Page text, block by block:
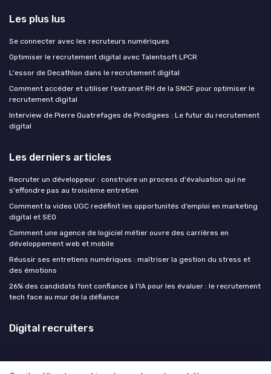
Les plus lus
Se connecter avec les recruteurs numériques
Optimiser le recrutement digital avec Talentsoft LPCR
L'essor de Decathlon dans le recrutement digital
Comment accéder et utiliser l’extranet RH de la SNCF pour optimiser le
recrutement digital
Interview de Pierre Quatrefages de Prodigees : Le futur du recrutement
digital
Les derniers articles
Recruter un développeur : construire un process d'évaluation qui ne
s'effondre pas au troisième entretien
Comment la video UGC redéfinit les opportunités d’emploi en marketing
digital et SEO
Comment une agence de logiciel métier ouvre des carrières en
développement web et mobile
Réussir ses entretiens numériques : maîtriser la gestion du stress et
des émotions
26% des candidats font confiance à l'IA pour les évaluer : le recrutement
tech face au mur de la défiance
Digital recruiters